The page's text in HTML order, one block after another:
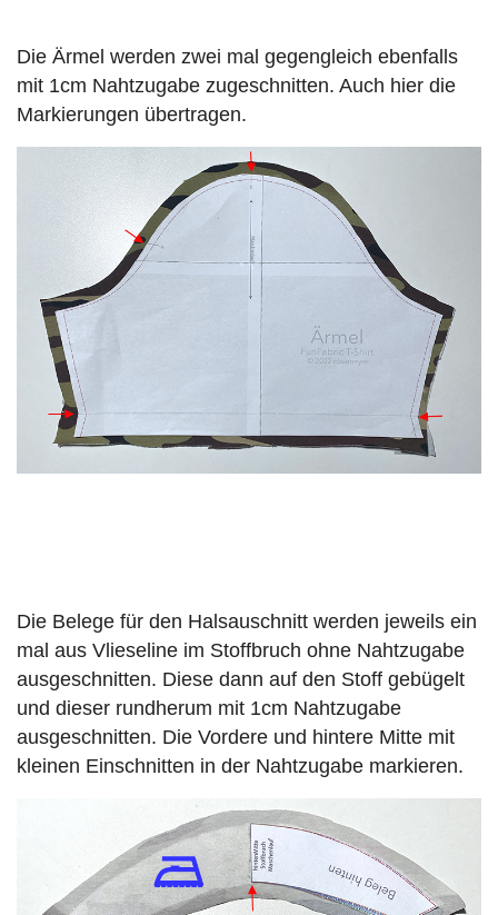
Die Ärmel werden zwei mal gegengleich ebenfalls
mit 1cm Nahtzugabe zugeschnitten. Auch hier die
Markierungen übertragen.
Die Belege für den Halsauschnitt werden jeweils ein
mal aus Vlieseline im Stoffbruch ohne Nahtzugabe
ausgeschnitten. Diese dann auf den Stoff gebügelt
und dieser rundherum mit 1cm Nahtzugabe
ausgeschnitten. Die Vordere und hintere Mitte mit
kleinen Einschnitten in der Nahtzugabe markieren.